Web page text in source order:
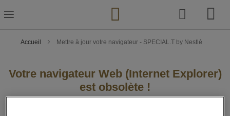
to
Content
Accueil Mettre à jour votre navigateur - SPECIAL.T by Nestlé
Votre navigateur Web (Internet Explorer)
est obsolète !